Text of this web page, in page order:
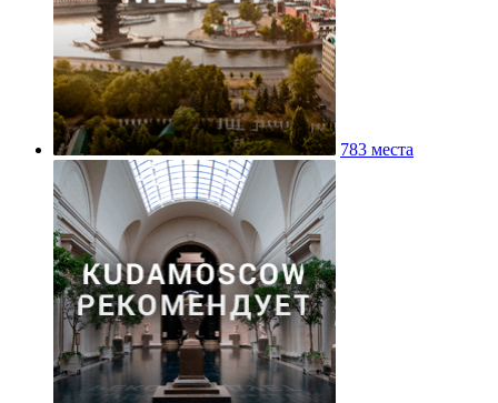
783 места